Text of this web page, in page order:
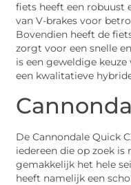
fiets heeft een robuust
van V-brakes voor
Bovendien heeft de
zorgt voor een snelle
is een geweldige
een kwalitatieve
De Cannondale Quick
iedereen die op zoek is
gemakkelijk het hele
heeft namelijk een